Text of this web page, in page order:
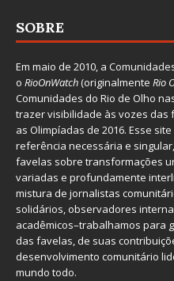
SOBRE
Em maio de 2010, a
o RioOnWatch(originalmente Rio
Comunidades do Rio de Olho
trazer visibilidade às vozes
as Olimpíadas de 2016. Esse
referência necessária e
favelas sobre transformações
variadas e profundamente
mistura de jornalistas
solidários, observadores
acadêmicos–trabalhamos para
das favelas, de suas
desenvolvimento comunitário
mundo todo.